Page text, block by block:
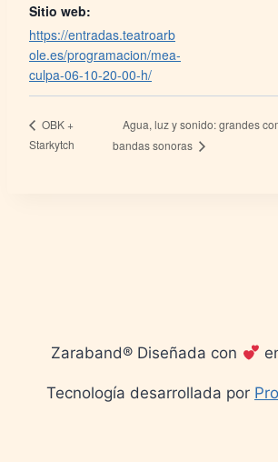
Sitio web:
https://entradas.teatroarb
ole.es/programacion/mea-
culpa-06-10-20-00-h/
OBK +
Starkytch
Agua, luz y sonido: grandes
bandas sonoras
Zaraband® Diseñada con
Tecnología desarrollada por